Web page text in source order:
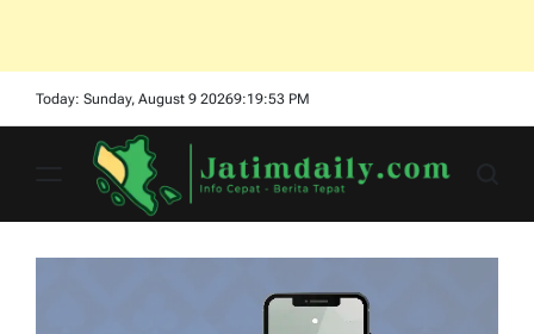
Today: Sunday, August 9 20269:19:54 PM